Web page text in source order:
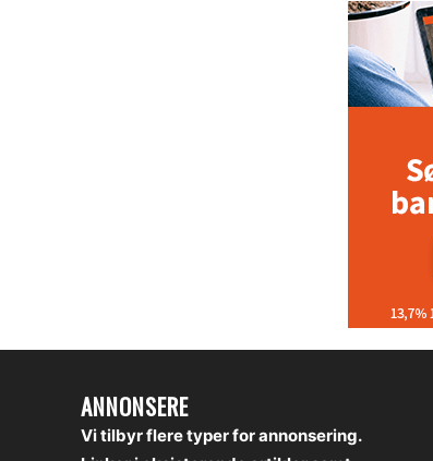
ANNONSERE
Vi tilbyr flere typer for annonsering.